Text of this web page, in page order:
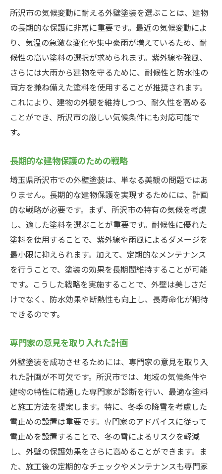
所沢市の気候変動に耐える外壁塗装を選ぶことは、建物
の長期的な保護に非常に重要です。最近の気候変動によ
り、気温の急激な変化や集中豪雨が増えているため、耐
候性の高い塗料の選択が求められます。紫外線や強風、
さらには大雨から建物を守るために、耐候性と防水性の
両方を兼ね備えた塗料を使用することが推奨されます。
これにより、建物の外観を維持しつつ、耐久性を高める
ことができ、所沢市の厳しい気候条件にも対応可能で
す。
長期的な建物保護のための戦略
埼玉県所沢市での外壁塗装は、単なる美観の問題ではあ
りません。長期的な建物保護を実現するためには、計画
的な戦略が必要です。まず、所沢市の特有の気候を考慮
し、適した塗料を選ぶことが重要です。耐候性に優れた
塗料を使用することで、紫外線や雨風によるダメージを
最小限に抑えられます。加えて、定期的なメンテナンス
を行うことで、塗装の効果を長期間維持することが可能
です。こうした戦略を実施することで、外壁は美しさだ
けでなく、防水効果や断熱性も向上し、長寿命化が期待
できるのです。
専門家の意見を取り入れた計画
外壁塗装を成功させるためには、専門家の意見を取り入
れた計画が不可欠です。所沢市では、地域の気候条件や
建物の特性に精通した専門家が診断を行い、最適な塗料
と施工方法を提案します。特に、冬季の降雪を考慮した
雪止めの設置は重要です。専門家のアドバイスに従って
雪止めを設置することで、冬の雪によるリスクを軽減
し、外壁の保護効果をさらに高めることができます。ま
た、施工後の定期的なチェックやメンテナンスも専門家